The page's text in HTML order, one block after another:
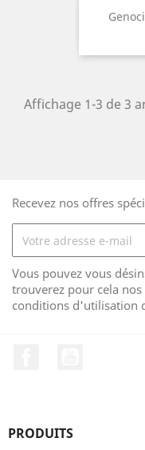
Affichage 1-3 de 3
Recevez nos offres
Vous pouvez vous
trouverez pour cela
conditions d'utilisation
PRODUITS